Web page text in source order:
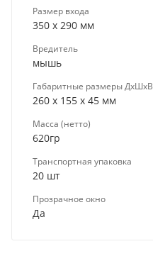
Размер входа
350 х 290 мм
Вредитель
мышь
Габаритные размеры ДхШхВ
260 х 155 х 45 мм
Масса (нетто)
620гр
Транспортная упаковка
20 шт
Прозрачное окно
Да